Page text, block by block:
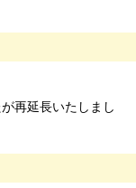
再延長いたしまし